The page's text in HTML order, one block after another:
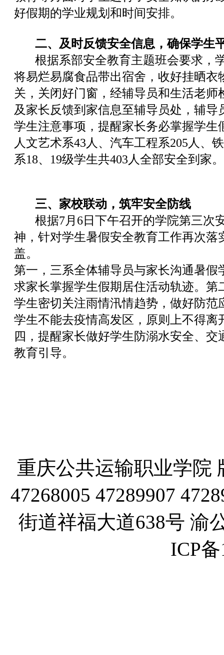
好假期的学业规划和时间安排。
二、及时反馈安全信息，确保学生
根据系部安全教育主题班会要求，
将易烂易腐食品带出宿舍，收好挂晒衣
关，关闭好门窗，经辅导员和生活老
及家长反馈到家信息至辅导员处，辅
学生注意事项，提醒家长务必掌握学生
人文艺术系43人、汽车工程系205人、
系18、19级学生共403人全部安全到家。
三、家校联动，筑牢安全防线
根据7月6日下午召开的学院第三次
神，针对学生暑假安全教育工作再次落
盖。
第一，三系全体辅导员与家长沟通暑假
求家长掌握学生假期居住活动轨迹。第
学生密切关注雨情汛情趋势，做好防范
学生不能去疫情高发区，原则上不得离
四，提醒家长做好学生防溺水安全、
教育引导。
重庆公共运输职业学院
47268005 47289907
街道祥福大道638号 渝
ICP